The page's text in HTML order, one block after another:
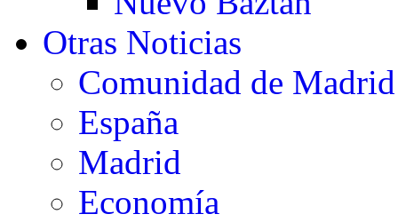
Otras Noticias
Comunidad de Madrid
España
Madrid
Economía